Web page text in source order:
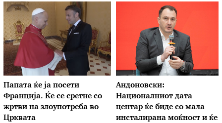
Папата ќе ја посети
Франција. Ќе се сретне со
жртви на злоупотреба во
Црквата
Андоновски:
Националниот дата
центар ќе биде со мала
инсталирана моќност и ќе